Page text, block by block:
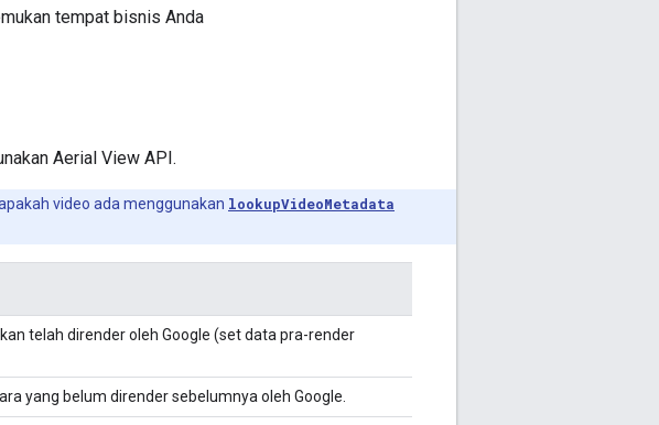
tempat bisnis Anda
Aerial View API.
video ada menggunakan lookupVideoMetadata
telah dirender oleh Google (set data pra-render
yang belum dirender sebelumnya oleh Google.